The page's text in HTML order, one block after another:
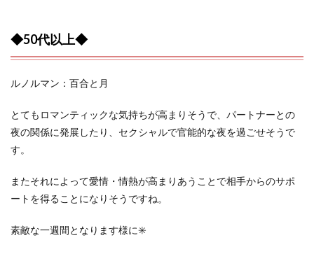
◆50代以上◆
ルノルマン：百合と月
とてもロマンティックな気持ちが高まりそうで、パートナーとの
夜の関係に発展したり、セクシャルで官能的な夜を過ごせそうで
す。
またそれによって愛情・情熱が高まりあうことで相手からのサポ
ートを得ることになりそうですね。
素敵な一週間となります様に✳️